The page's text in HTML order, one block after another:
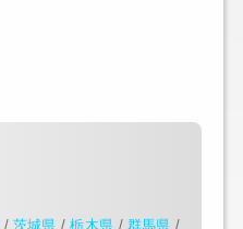
/ 茨城県 /栃木県 / 群馬県 /